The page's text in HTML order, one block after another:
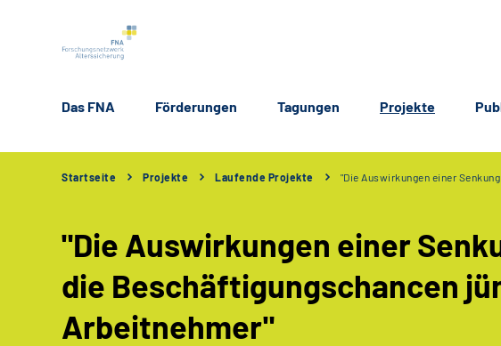
Das FNA Förderungen Tagungen Projekte
Startseite Projekte Laufende Projekte "Die Auswirkungen einer
"Die Auswirkungen einer
die Beschäftigungschancen
Arbeitnehmer"